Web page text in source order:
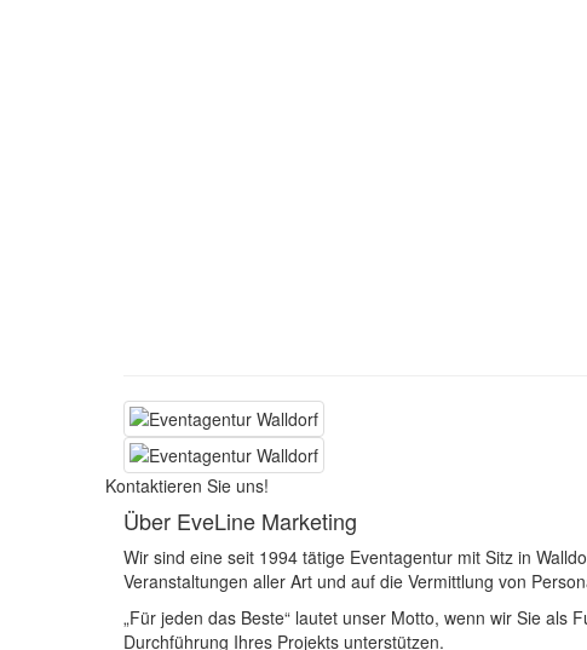
Kontaktieren Sie uns!
Über EveLine Marketing
Wir sind eine seit 1994 tätige Eventagentur mit Sitz in
Veranstaltungen aller Art und auf die Vermittlung von
„Für jeden das Beste“ lautet unser Motto, wenn wir Sie als
Durchführung Ihres Projekts unterstützen.